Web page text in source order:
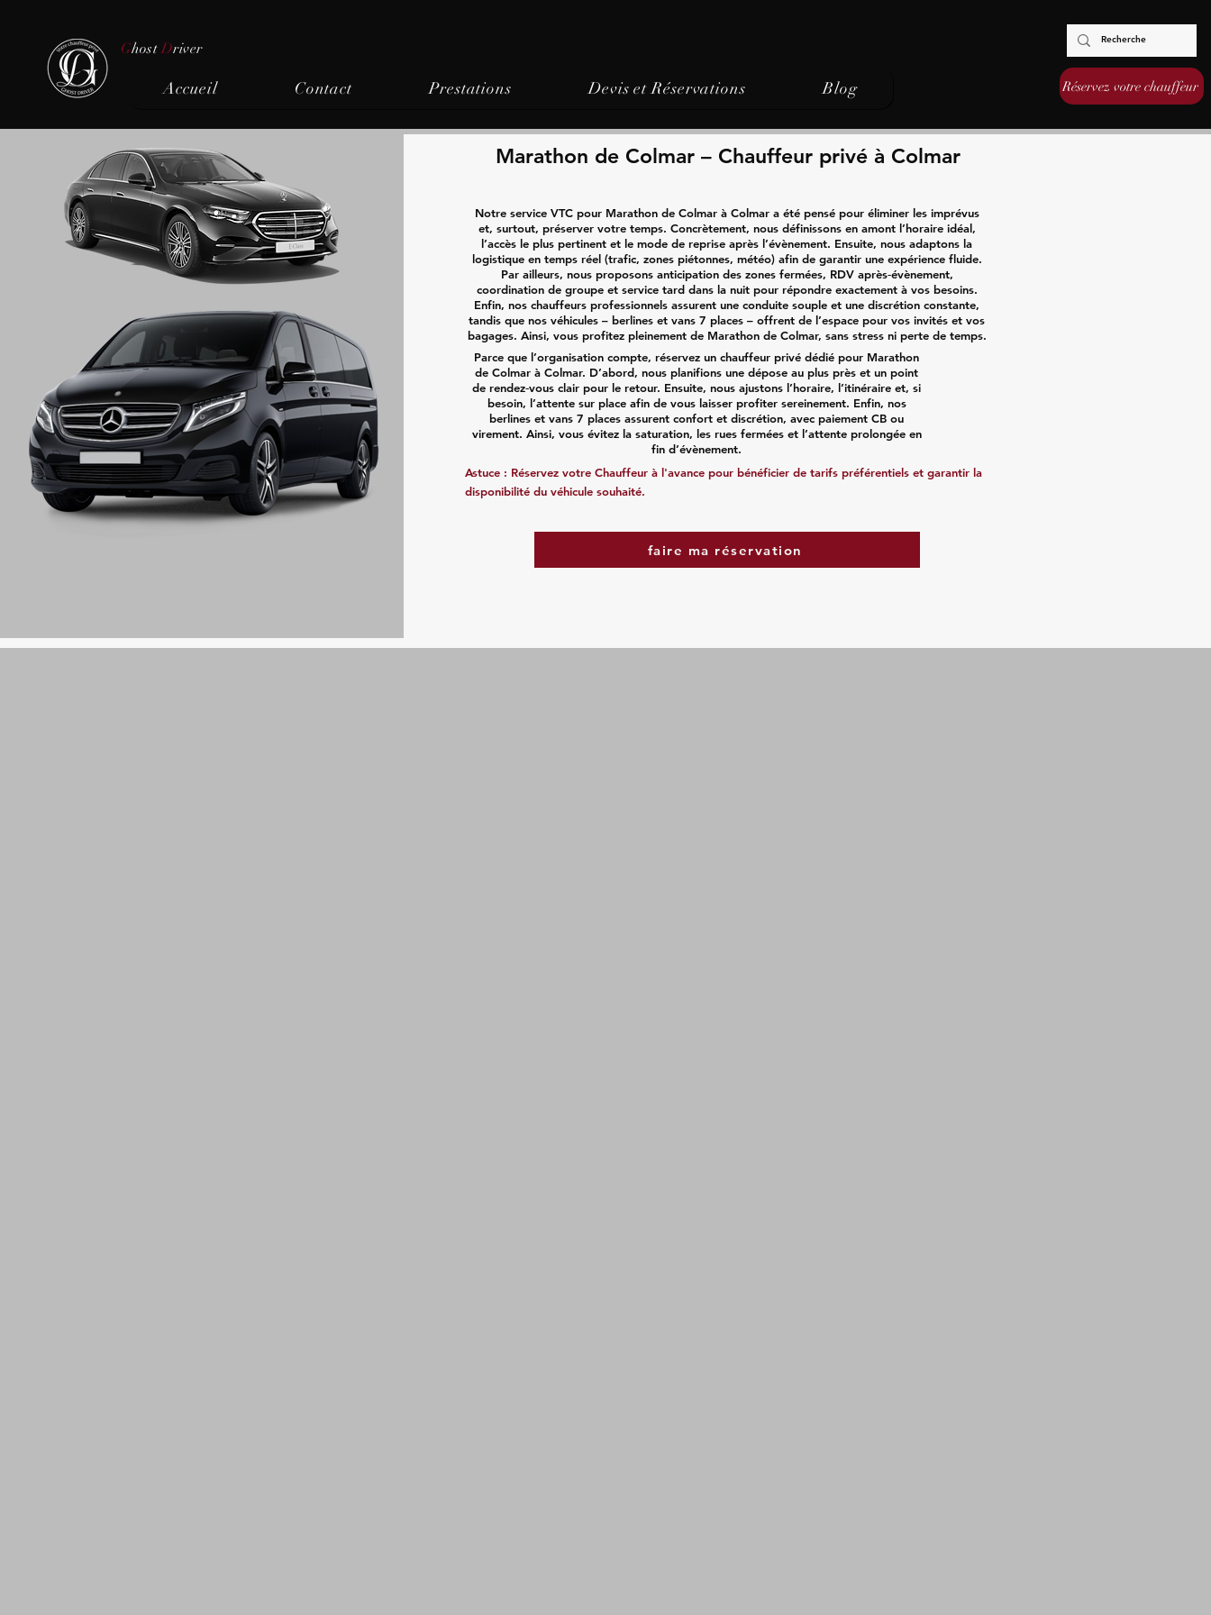
Ghost Driver
Accueil Contact Prestations Devis et Réservations Blog Réservez votre chauffeur
Marathon de Colmar – Chauffeur privé à Colmar
Notre service VTC pour Marathon de Colmar à Colmar a été pensé pour éliminer les imprévus
et, surtout, préserver votre temps. Concrètement, nous définissons en amont l’horaire idéal,
l’accès le plus pertinent et le mode de reprise après l’évènement. Ensuite, nous adaptons la
logistique en temps réel (trafic, zones piétonnes, météo) afin de garantir une expérience fluide.
Par ailleurs, nous proposons anticipation des zones fermées, RDV après‑évènement,
coordination de groupe et service tard dans la nuit pour répondre exactement à vos besoins.
Enfin, nos chauffeurs professionnels assurent une conduite souple et une discrétion constante,
tandis que nos véhicules – berlines et vans 7 places – offrent de l’espace pour vos invités et vos
bagages. Ainsi, vous profitez pleinement de Marathon de Colmar, sans stress ni perte de temps.
Parce que l’organisation compte, réservez un chauffeur privé dédié pour Marathon
de Colmar à Colmar. D’abord, nous planifions une dépose au plus près et un point
de rendez‑vous clair pour le retour. Ensuite, nous ajustons l’horaire, l’itinéraire et, si
besoin, l’attente sur place afin de vous laisser profiter sereinement. Enfin, nos
berlines et vans 7 places assurent confort et discrétion, avec paiement CB ou
virement. Ainsi, vous évitez la saturation, les rues fermées et l’attente prolongée en
fin d’évènement.
Astuce : Réservez votre Chauffeur à l'avance pour bénéficier de tarifs préférentiels et garantir la
disponibilité du véhicule souhaité.
faire ma réservation